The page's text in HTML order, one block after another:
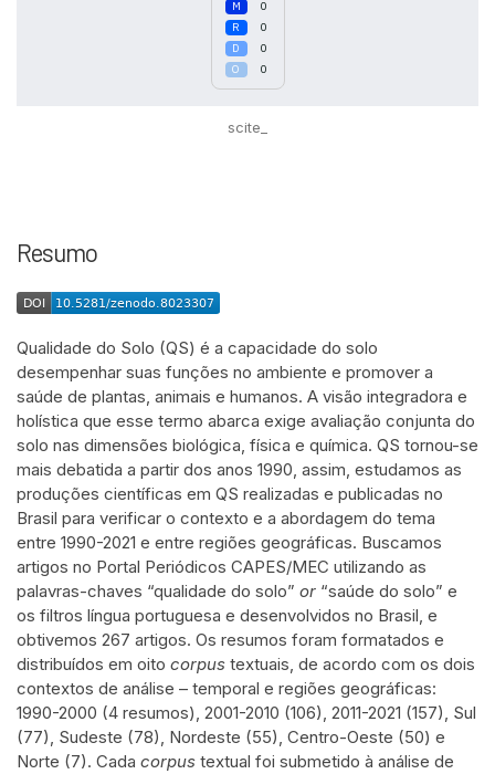
0
0
0
0
scite_
Resumo
Qualidade do Solo (QS) é a capacidade do solo
desempenhar suas funções no ambiente e promover a
saúde de plantas, animais e humanos. A visão integradora e
holística que esse termo abarca exige avaliação conjunta do
solo nas dimensões biológica, física e química. QS tornou-se
mais debatida a partir dos anos 1990, assim, estudamos as
produções científicas em QS realizadas e publicadas no
Brasil para verificar o contexto e a abordagem do tema
entre 1990-2021 e entre regiões geográficas. Buscamos
artigos no Portal Periódicos CAPES/MEC utilizando as
palavras-chaves “qualidade do solo” or “saúde do solo” e
os filtros língua portuguesa e desenvolvidos no Brasil, e
obtivemos 267 artigos. Os resumos foram formatados e
distribuídos em oito corpus textuais, de acordo com os dois
contextos de análise – temporal e regiões geográficas:
1990-2000 (4 resumos), 2001-2010 (106), 2011-2021 (157), Sul
(77), Sudeste (78), Nordeste (55), Centro-Oeste (50) e
Norte (7). Cada corpus textual foi submetido à análise de